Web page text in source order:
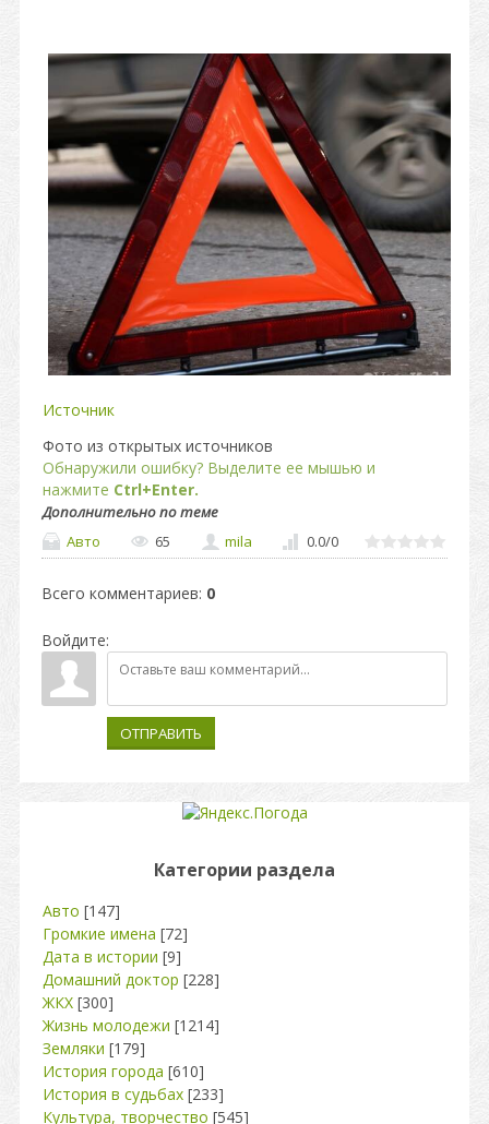
Источник
Фото из открытых источников
Обнаружили ошибку? Выделите ее мышью и
нажмите Ctrl+Enter.
Дополнительно по теме
Авто
65 mila 0.0/0
Всего комментариев: 0
Войдите:
ОТПРАВИТЬ
Категории раздела
Авто [147]
Громкие имена [72]
Дата в истории [9]
Домашний доктор [228]
ЖКХ [300]
Жизнь молодежи [1214]
Земляки [179]
История города [610]
История в судьбах [233]
Культура, творчество [545]